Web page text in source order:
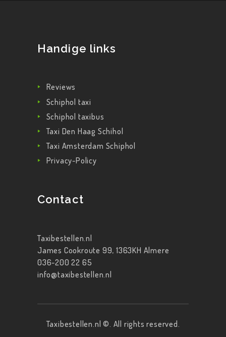
Handige links
Reviews
Schiphol taxi
Schiphol taxibus
Taxi Den Haag Schihol
Taxi Amsterdam Schiphol
Privacy-Policy
Contact
Taxibestellen.nl
James Cookroute 99, 1363KH Almere
036-200 22 65
info@taxibestellen.nl
Taxibestellen.nl ©. All rights reserved.